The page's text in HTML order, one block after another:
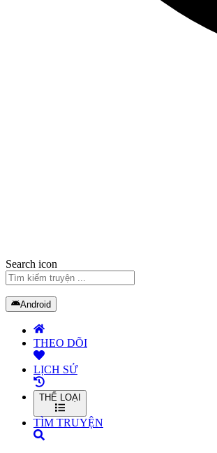
Search icon
Android
THEO DÕI
LỊCH SỬ
THỂ LOẠI
TÌM TRUYỆN